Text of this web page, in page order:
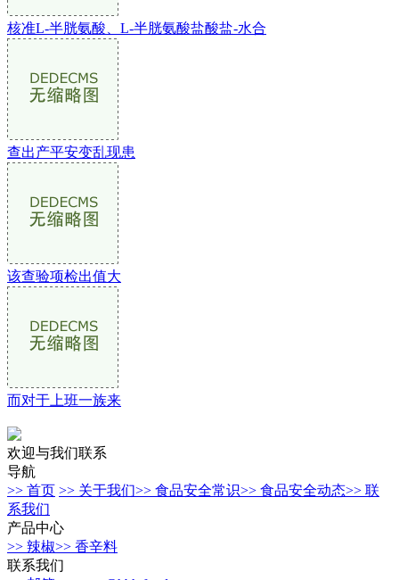
核准L-半胱氨酸、L-半胱氨酸盐酸盐-水合
查出产平安变乱现患
该查验项检出值大
而对于上班一族来
欢迎与我们联系
导航
>> 首页 >> 关于我们>> 食品安全常识>> 食品安全动态>> 联
系我们
产品中心
>> 辣椒>> 香辛料
联系我们